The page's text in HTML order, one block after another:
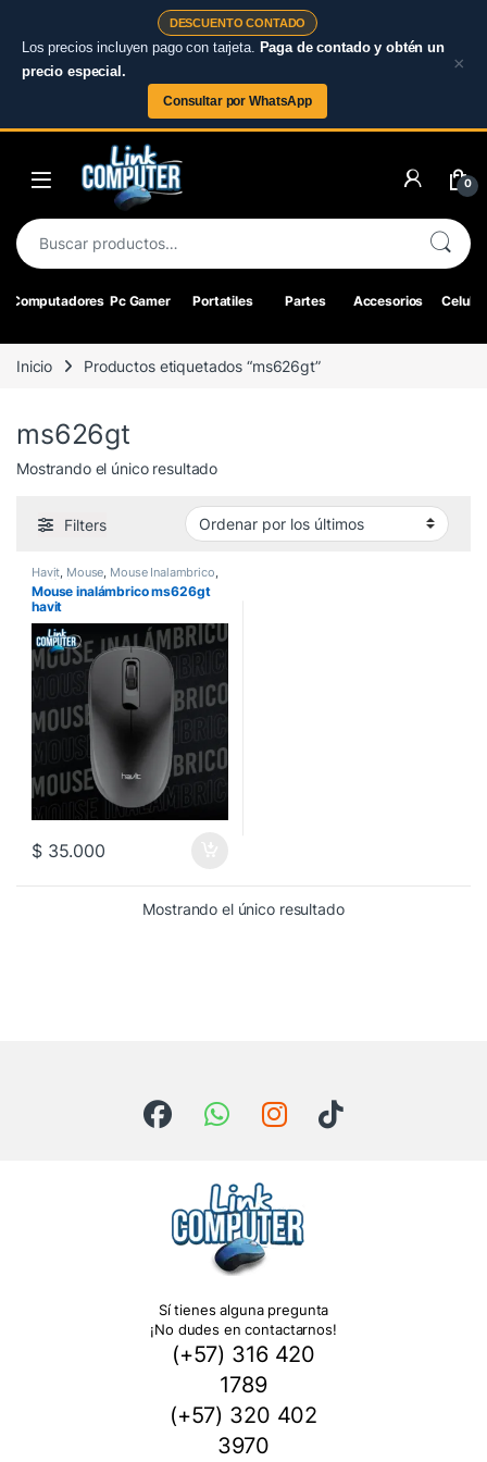
DESCUENTO CONTADO
Los precios incluyen pago con tarjeta. Paga de contado y obtén un
precio especial.
Consultar por WhatsApp
×
Skip to navigation
0
Buscar por:
Computadores Pc Gamer Portatiles Partes Accesorios
Inicio Productos etiquetados “ms626gt”
ms626gt
Mostrando el único resultado
Filters
Havit Mouse Mouse Inalambrico
Perifericos
Mouse inalámbrico ms626gt
havit
$35.000
Mostrando el único resultado
Sí tienes alguna pregunta
¡No dudes en contactarnos!
(+57) 316 420
1789
(+57) 320 402
3970